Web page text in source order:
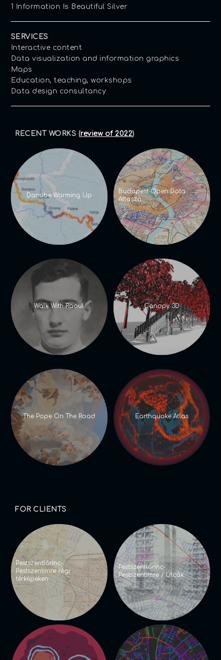
1 Information Is Beautiful Silver
SERVICES
Interactive content
Data visualization and information graphics
Maps
Education, teaching, workshops
Data design consultancy
RECENT WORKS (review of 2022)
Danube Warming Up
Budapest Open Data
Atlasza
Walk With Raoul Canopy 3D
The Pope On The Road Earthquake Atlas
FOR CLIENTS
Pestszentlőrinc-
Pestszentimre régi
térképeken
Pestszentlőrinc-
Pestszentimre / Utcák